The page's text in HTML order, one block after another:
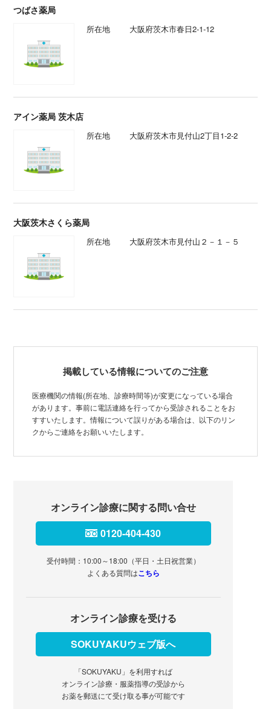
つばさ薬局
所在地 大阪府茨木市春日2-1-12
アイン薬局 茨木店
所在地 大阪府茨木市見付山2丁目1-2-2
大阪茨木さくら薬局
所在地 大阪府茨木市見付山２－１－５
掲載している情報についてのご注意
医療機関の情報(所在地、診療時間等)が変更になっている場合
があります。事前に電話連絡を行ってから受診されることをお
すすいたします。情報について誤りがある場合は、以下のリン
クからご連絡をお願いいたします。
オンライン診療に関する問い合せ
0120-404-430
受付時間：10:00～18:00（平日・土日祝営業）
よくある質問はこちら
オンライン診療を受ける
SOKUYAKUウェブ版へ
「SOKUYAKU」を利用すれば
オンライン診療・服薬指導の受診から
お薬を郵送にて受け取る事が可能です